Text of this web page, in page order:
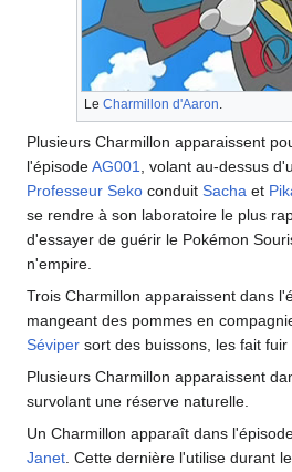
Le Charmillon d'Aaron.
Plusieurs Charmillon apparaissent
l'épisodeAG001
, volant au-dessus
Professeur Seko conduit Sacha et
se rendre à son laboratoire le plus
d'essayer de guérir le Pokémon
n'empire.
Trois Charmillon apparaissent dans
mangeant des pommes en
Séviper sort des buissons, les fait fuir
Plusieurs Charmillon apparaissent
survolant une réserve naturelle.
Un Charmillon apparaît dans
Janet . Cette dernière l'utilise durant le